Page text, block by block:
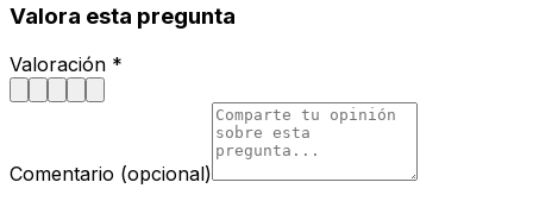
Valora esta pregunta
Valoración *
Comentario (opcional)